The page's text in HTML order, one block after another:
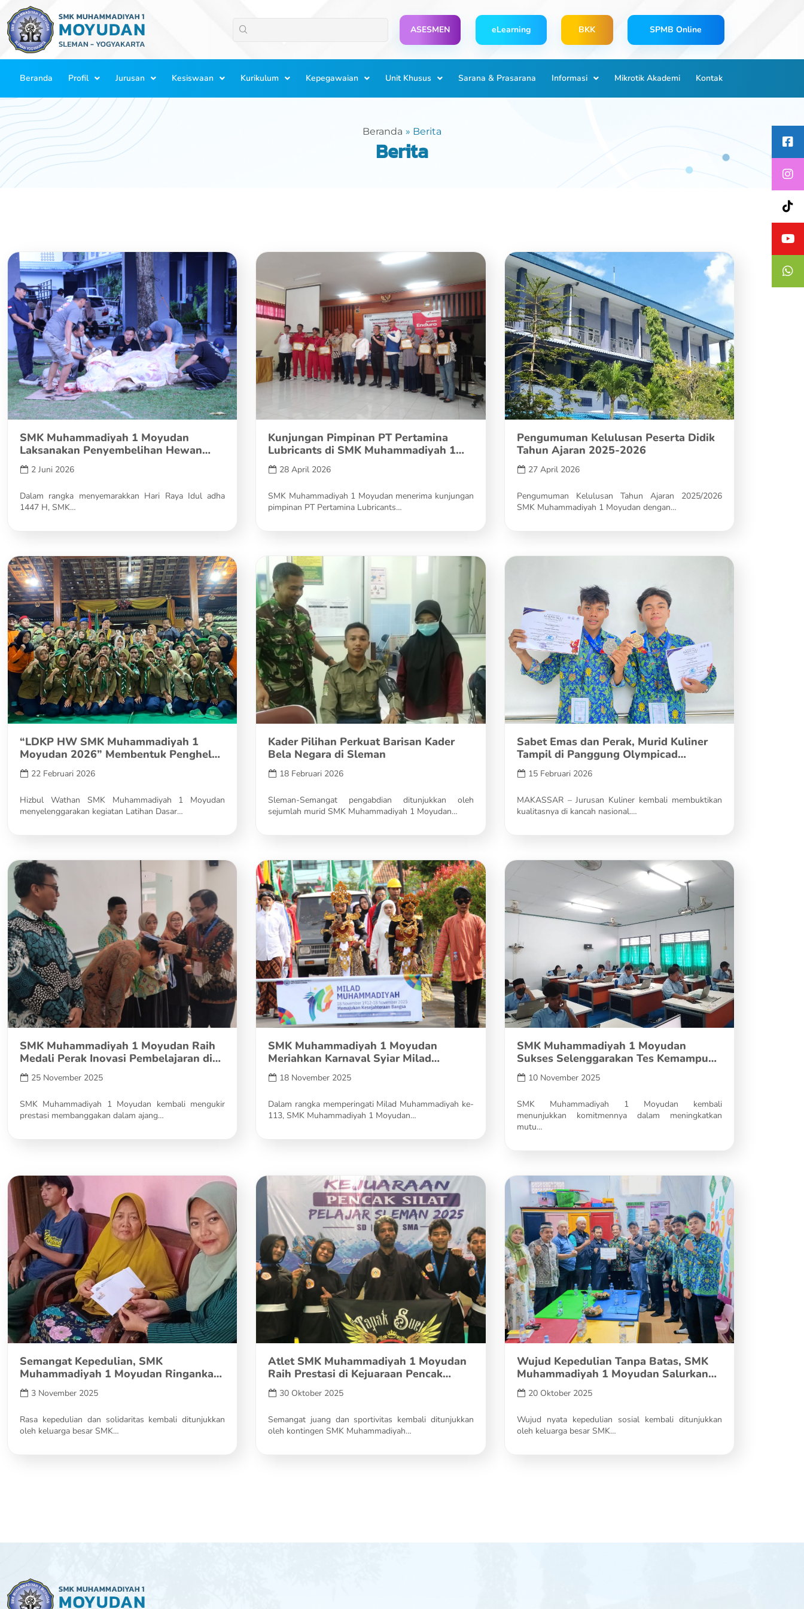
Lewati
ke
konten
ASESMEN eLearning BKK SPMB Online
Beranda Profil Jurusan Kesiswaan Kurikulum Kepegawaian Unit Khusus Sarana & Prasarana Informasi Mikrotik Akademi Kontak
Beranda Berita
Berita
SMK Muhammadiyah 1 Moyudan
Laksanakan Penyembelihan Hewan
Qurban dan Pererat…
2 Juni 2026
Dalam rangka menyemarakkan Hari Raya Idul adha
1447 H, SMK…
Kunjungan Pimpinan PT Pertamina
Lubricants di SMK Muhammadiyah 1
Moyudan…
28 April 2026
SMK Muhammadiyah 1 Moyudan menerima kunjungan
pimpinan PT Pertamina Lubricants…
Pengumuman Kelulusan Peserta Didik
Tahun Ajaran 2025-2026
27 April 2026
Pengumuman Kelulusan Tahun Ajaran 2025/2026
SMK Muhammadiyah 1 Moyudan dengan…
“LDKP HW SMK Muhammadiyah 1
Moyudan 2026” Membentuk Penghela
Berkarakter,…
22 Februari 2026
Hizbul Wathan SMK Muhammadiyah 1 Moyudan
menyelenggarakan kegiatan Latihan Dasar…
Kader Pilihan Perkuat Barisan Kader
Bela Negara di Sleman
18 Februari 2026
Sleman-Semangat pengabdian ditunjukkan oleh
sejumlah murid SMK Muhammadiyah 1 Moyudan…
Sabet Emas dan Perak, Murid Kuliner
Tampil di Panggung Olympicad…
15 Februari 2026
MAKASSAR – Jurusan Kuliner kembali membuktikan
kualitasnya di kancah nasional.…
SMK Muhammadiyah 1 Moyudan Raih
Medali Perak Inovasi Pembelajaran di…
25 November 2025
SMK Muhammadiyah 1 Moyudan kembali mengukir
prestasi membanggakan dalam ajang…
SMK Muhammadiyah 1 Moyudan
Meriahkan Karnaval Syiar Milad
Muhammadiyah ke-113
18 November 2025
Dalam rangka memperingati Milad Muhammadiyah ke-
113, SMK Muhammadiyah 1 Moyudan…
SMK Muhammadiyah 1 Moyudan
Sukses Selenggarakan Tes Kemampuan
Akademik Berbasis…
10 November 2025
SMK Muhammadiyah 1 Moyudan kembali
menunjukkan komitmennya dalam meningkatkan
mutu…
Semangat Kepedulian, SMK
Muhammadiyah 1 Moyudan Ringankan
Beban Siswa Korban…
3 November 2025
Rasa kepedulian dan solidaritas kembali ditunjukkan
oleh keluarga besar SMK…
Atlet SMK Muhammadiyah 1 Moyudan
Raih Prestasi di Kejuaraan Pencak…
30 Oktober 2025
Semangat juang dan sportivitas kembali ditunjukkan
oleh kontingen SMK Muhammadiyah…
Wujud Kepedulian Tanpa Batas, SMK
Muhammadiyah 1 Moyudan Salurkan
Donasi…
20 Oktober 2025
Wujud nyata kepedulian sosial kembali ditunjukkan
oleh keluarga besar SMK…